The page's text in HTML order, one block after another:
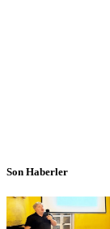
Son Haberler